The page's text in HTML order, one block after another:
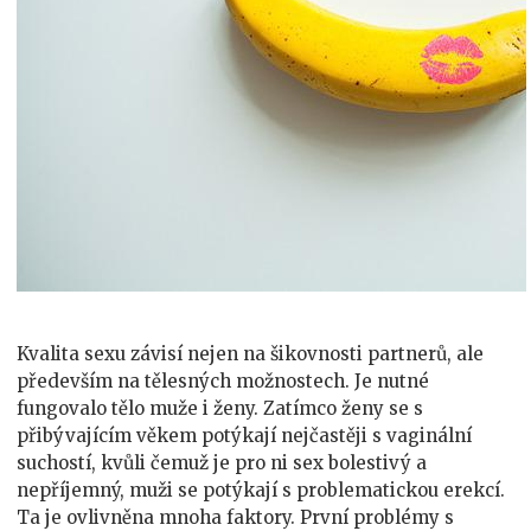
Kvalita sexu závisí nejen na šikovnosti partnerů, ale
především na tělesných možnostech. Je nutné
fungovalo tělo muže i ženy. Zatímco ženy se s
přibývajícím věkem potýkají nejčastěji s vaginální
suchostí, kvůli čemuž je pro ni sex bolestivý a
nepříjemný, muži se potýkají s problematickou erekcí.
Ta je ovlivněna mnoha faktory. První problémy s